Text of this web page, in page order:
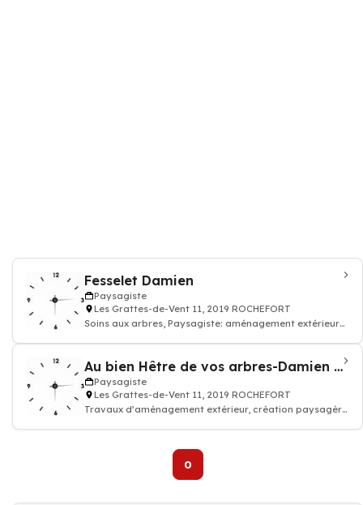
Fesselet Damien
Paysagiste
Les Grattes-de-Vent 11, 2019 ROCHEFORT
Soins aux arbres, Paysagiste: aménagement extérieur
Au bien Hêtre de vos arbres-Damien Fesselet
Paysagiste
Les Grattes-de-Vent 11, 2019 ROCHEFORT
Travaux d’aménagement extérieur, création paysagère
0